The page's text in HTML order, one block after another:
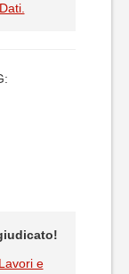
e